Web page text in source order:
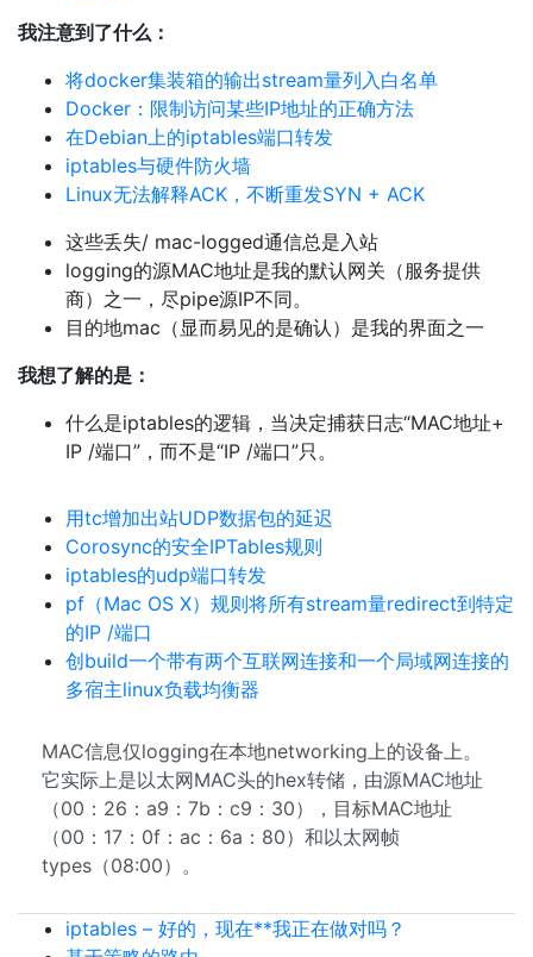
我注意到了什么：
将docker集装箱的输出stream量列入白名单
Docker：限制访问某些IP地址的正确方法
在Debian上的iptables端口转发
iptables与硬件防火墙
Linux无法解释ACK，不断重发SYN + ACK
这些丢失/ mac-logged通信总是入站
logging的源MAC地址是我的默认网关（服务提供
商）之一，尽pipe源IP不同。
目的地mac（显而易见的是确认）是我的界面之一
我想了解的是：
什么是iptables的逻辑，当决定捕获日志“MAC地址+
IP /端口”，而不是“IP /端口”只。
用tc增加出站UDP数据包的延迟
Corosync的安全IPTables规则
iptables的udp端口转发
pf（Mac OS X）规则将所有stream量redirect到特定
的IP /端口
创build一个带有两个互联网连接和一个局域网连接的
多宿主linux负载均衡器
MAC信息仅logging在本地networking上的设备上。
它实际上是以太网MAC头的hex转储，由源MAC地址
（00：26：a9：7b：c9：30），目标MAC地址
（00：17：0f：ac：6a：80）和以太网帧
types（08:00）。
iptables – 好的，现在**我正在做对吗？